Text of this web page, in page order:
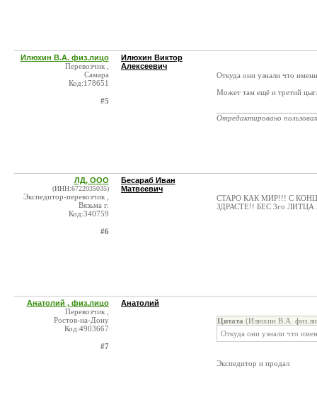
Илюхин В.А. физ.лицо
Перевозчик ,
Самара
Код:178651
#5
Илюхин Виктор
Алексеевич
Откуда они узнали что
Может там ещё и третий
Отредактировано
ЛД, ООО
(ИНН:6722035035)
Экспедитор-перевозчик ,
Вязьма г.
Код:340759
#6
Бесараб Иван
Матвеевич
СТАРО КАК МИР!!! С
ЗДРАСТЕ!! БЕС 3го
Анатолий , физ.лицо
Перевозчик ,
Ростов-на-Дону
Код:4903667
#7
Анатолий
Цитата (Илюхин В.А.
Откуда они узнали что
Экспедитор и продал